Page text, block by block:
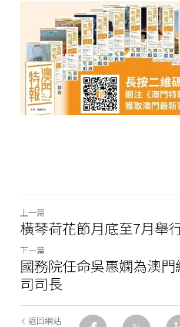
上一篇
橫琴荷花節月底至7月舉
下一篇
國務院任命吳惠嫻為澳
司司長
返回網站